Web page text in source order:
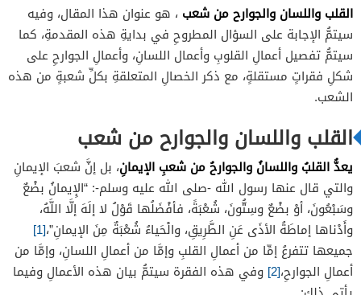
أعمال القلب
أعمال اللسان
أعمال الجوارح
القلب واللسان والجوارح من شعب ، هو عنوان هذا المقال، وفيه
سيتمُّ الإجابة على السؤال المطروحِ في بدايةِ هذه المقدمةِ، كما
سيتمُّ تفصيل أعمالِ القلوبِ وأعمال اللسانِ، وأعمالِ الجوارحِ على
شكلِ فقراتٍ مستقلةٍ، مع ذكر الخصالِ المتعلقةِ بكلِّ شعبةٍ من هذه
الشعب.
القلب واللسان والجوارح من شعب
يعدُّ القلبُ واللسانُ والجوارحُ من شعبِ الإيمانِ، بل إنَّ شعبَ الإيمانِ
والتي قال عنها رسول الله -صلى الله عليه وسلم-: “الإِيمانُ بضْعٌ
وسَبْعُونَ، أوْ بضْعٌ وسِتُّونَ، شُعْبَةً، فأفْضَلُها قَوْلُ لا إلَهَ إلَّا اللَّهُ،
وأَدْناها إماطَةُ الأذَى عَنِ الطَّرِيقِ، والْحَياءُ شُعْبَةٌ مِنَ الإيمانِ”،[1]
جميعها تتفرعُ إمِّا من أعمالِ القلبِ وإمَّا من أعمالِ اللسانِ، وإمَّا من
أعمالِ الجوارحِ،[2]
وفي هذه الفقرة سيتمُّ بيان هذه الأعمالِ وفيما